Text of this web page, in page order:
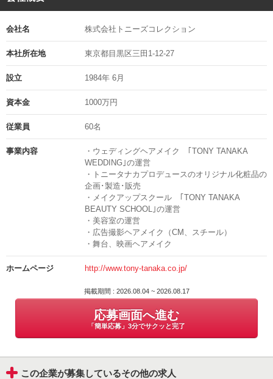
《＊トニータナカウェディングについて＊》
駅チカで便利な、多くの有名式場と提携。
新郎新婦の輝かしい幸せな一日を叶えるために、幅広いテクニックと
ためを思い、優しい心持ちで仕事にのぞめる方」歓迎です！
ヘアメイク道具は当社がご用意。
「トニータナカオリジナル化粧品」を使ってご新婦様を素敵に輝かせ
ましょう。
実際のヘアセットなど気になる方は、公式インスタグラムをチェック
→https://www.instagram.com/tony_tanaka_studio.hairmake/
スタッフ一同、皆様と働ける日を楽しみにお待ちしております♪
掲載期間 : 2026.08.04 ~ 2026.08.17
「簡単応募」3分でサクッと完了
※応募者多数の場合、書類選考を通過された方のみにご連絡する可能
す。
※面接日等は考慮しますのでご相談ください。
東京都目黒区三田1-12-27-4F
担当の部署や氏名
採用担当者
会社名 株式会社トニーズコレクション
本社所在地 東京都目黒区三田1-12-27
設立 1984年 6月
資本金 1000万円
従業員 60名
事業内容
・ウェディングヘアメイク ｢TONY TANAKA
WEDDING｣の運営
・トニータナカプロデュースのオリジナル化粧品の
企画･製造･販売
・メイクアップスクール ｢TONY TANAKA
BEAUTY SCHOOL｣の運営
・美容室の運営
・広告撮影ヘアメイク（CM、スチール）
・舞台、映画ヘアメイク
ホームページ http://www.tony-tanaka.co.jp/
掲載期間 : 2026.08.04 ~ 2026.08.17
応募画面へ進む
「簡単応募」3分でサクッと完了
この企業が募集しているその他の求人